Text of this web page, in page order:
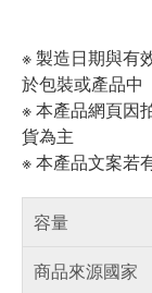
※ 製造日期與有
於包裝或產品中
※ 本產品網頁因
貨為主
※ 本產品文案若
容量
商品來源國家